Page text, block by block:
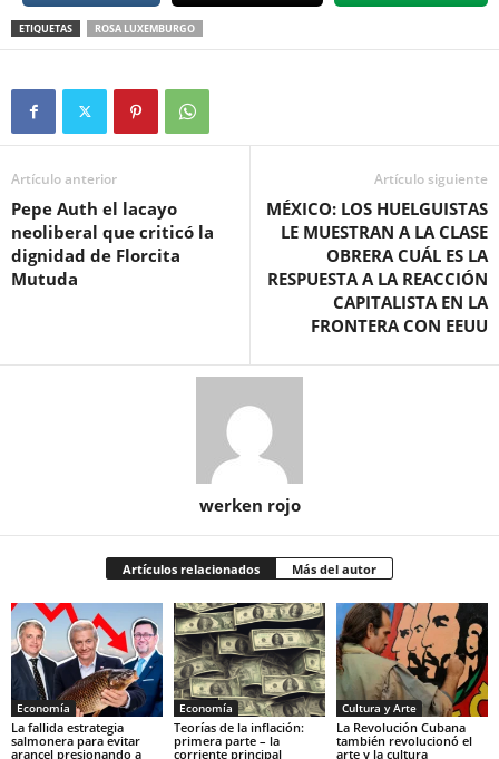
con
Rosa
Luxemburgo
ETIQUETAS ROSA LUXEMBURGO
Artículo anterior
Pepe Auth el lacayo
neoliberal que criticó la
dignidad de Florcita
Mutuda
Artículo siguiente
MÉXICO: LOS HUELGUISTAS
LE MUESTRAN A LA CLASE
OBRERA CUÁL ES LA
RESPUESTA A LA REACCIÓN
CAPITALISTA EN LA
FRONTERA CON EEUU
werken rojo
Artículos relacionados Más del autor
Economía
La fallida estrategia
salmonera para evitar
arancel presionando a
Economía
Teorías de la inflación:
primera parte – la
corriente principal
Cultura y Arte
La Revolución Cubana
también revolucionó el
arte y la cultura